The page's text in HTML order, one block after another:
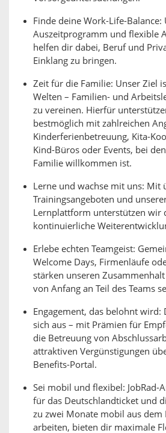
Finde deine Work-Life-Balance:
Auszeitprogramm und flexible
helfen dir dabei, Beruf und
Einklang zu bringen.
Zeit für die Familie: Unser Ziel
Welten – Familien- und
zu vereinen. Hierfür
bestmöglich mit zahlreichen
Kinderferienbetreuung, Kita-
Kind-Büros oder Events, bei
Familie willkommen ist.
Lerne und wachse mit uns: Mit
Trainingsangeboten und
Lernplattform unterstützen wir
kontinuierliche
Erlebe echten Teamgeist:
Welcome Days, Firmenläufe
stärken unseren
von Anfang an Teil des Teams
Engagement, das belohnt wird:
sich aus – mit Prämien für
die Betreuung von
attraktiven Vergünstigungen
Benefits-Portal.
Sei mobil und flexibel: JobRad-
für das Deutschlandticket und
zu zwei Monate mobil aus dem
arbeiten, bieten dir maximale